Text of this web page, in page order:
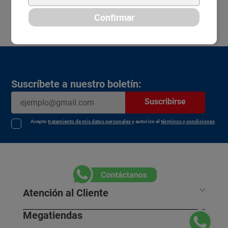
Suscríbete a nuestro boletín:
Suscribirse
Aceptotratamiento de mis datos personalesy autorizo eltérminos y condiciones
Atención al Cliente
Megatiendas